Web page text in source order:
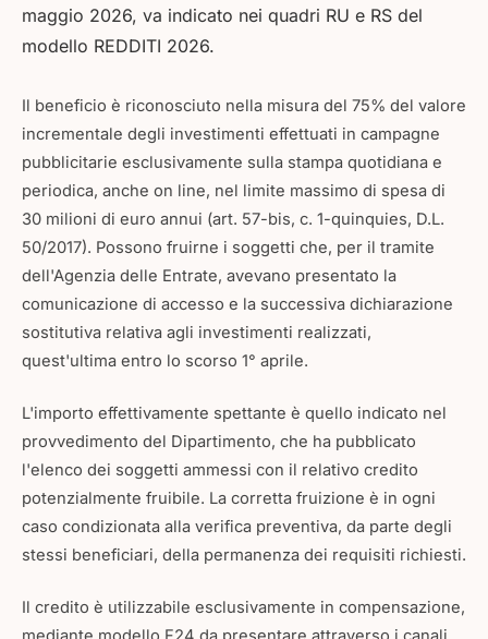
maggio 2026, va indicato nei quadri RU e RS del
modello REDDITI 2026.
Il beneficio è riconosciuto nella misura del 75% del valore
incrementale degli investimenti effettuati in campagne
pubblicitarie esclusivamente sulla stampa quotidiana e
periodica, anche on line, nel limite massimo di spesa di
30 milioni di euro annui (art. 57-bis, c. 1-quinquies, D.L.
50/2017). Possono fruirne i soggetti che, per il tramite
dell'Agenzia delle Entrate, avevano presentato la
comunicazione di accesso e la successiva dichiarazione
sostitutiva relativa agli investimenti realizzati,
quest'ultima entro lo scorso 1° aprile.
L'importo effettivamente spettante è quello indicato nel
provvedimento del Dipartimento, che ha pubblicato
l'elenco dei soggetti ammessi con il relativo credito
potenzialmente fruibile. La corretta fruizione è in ogni
caso condizionata alla verifica preventiva, da parte degli
stessi beneficiari, della permanenza dei requisiti richiesti.
Il credito è utilizzabile esclusivamente in compensazione,